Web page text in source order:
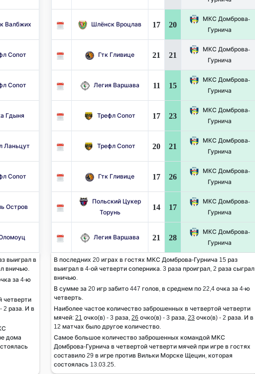
Валбжих
Сопот
Сопот
Гдыня
Ланьцут
Сопот
Остров
выиграл в
вничью.
за 4-ю
четверти
2 раза. И в
дома
Шлёнск Вроцлав 17 20
МКС Домброва-
Гурнича
Гтк Гливице 21 21
МКС Домброва-
Гурнича
Легия Варшава 11 15
МКС Домброва-
Гурнича
Трефл Сопот 17 23
МКС Домброва-
Гурнича
Трефл Сопот 20 21
МКС Домброва-
Гурнича
Гтк Гливице 17 26
МКС Домброва-
Гурнича
Польский Цукер
Торунь
14 17
МКС Домброва-
Гурнича
Легия Варшава 21 28
МКС Домброва-
Гурнича
В последних 20 играх в гостях МКС Домброва-Гурнича 15 раз
выиграл в 4-ой четверти соперника. 3 раза проиграл, 2 раза сыграл
вничью.
В сумме за 20 игр забито 447 голов, в среднем по 22,4 очка за 4-ю
четверть.
Наиболее частое количество заброшенных в четвертой четверти
мячей: 21 очко(в) - 3 раза, 26 очко(в) - 3 раза, 23 очко(в) - 2 раза. И в
12 матчах было другое количество.
Самое большое количество заброшенных командой МКС
Домброва-Гурнича в четвертой четверти мячей при игре в гостях
составило 29 в игре против Вильки Морске Щецин, которая
состоялась 13.03.25.